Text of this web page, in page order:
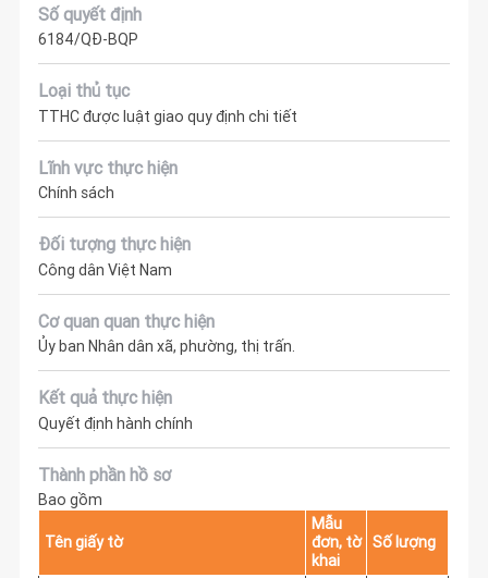
Số quyết định
6184/QĐ-BQP
Loại thủ tục
TTHC được luật giao quy định chi tiết
Lĩnh vực thực hiện
Chính sách
Đối tượng thực hiện
Công dân Việt Nam
Cơ quan quan thực hiện
Ủy ban Nhân dân xã, phường, thị trấn.
Kết quả thực hiện
Quyết định hành chính
Thành phần hồ sơ
Bao gồm
Tên giấy tờ
Mẫu
đơn, tờ
khai
Số lượng